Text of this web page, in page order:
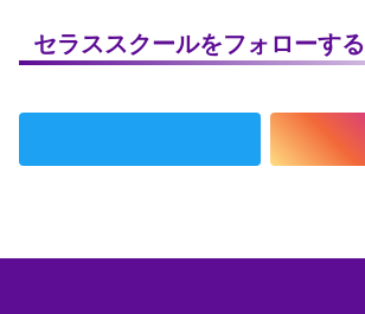
セラススクールをフォローする